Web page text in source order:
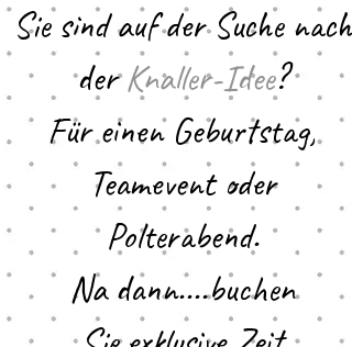
Sie sind auf der Suche nach
derKnaller-Idee?
Für einen Geburtstag,
Teamevent oder
Polterabend.
Na dann....buchen